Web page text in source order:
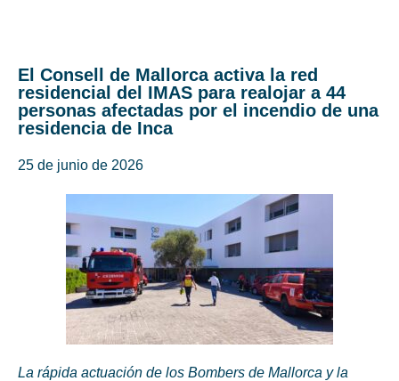
El Consell de Mallorca activa la red
residencial del IMAS para realojar a 44
personas afectadas por el incendio de una
residencia de Inca
25 de junio de 2026
La rápida actuación de los Bombers de Mallorca y la